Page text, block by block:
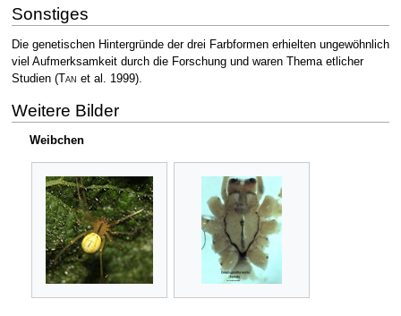
Sonstiges
Die genetischen Hintergründe der drei Farbformen erhielten ungewöhnlich
viel Aufmerksamkeit durch die Forschung und waren Thema etlicher
Studien (Tan et al. 1999).
Weitere Bilder
Weibchen